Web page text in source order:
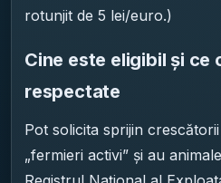
rotunjit de 5 lei/euro.)
Cine este eligibil și ce
respectate
Pot solicita sprijin
„fermieri activi” și au